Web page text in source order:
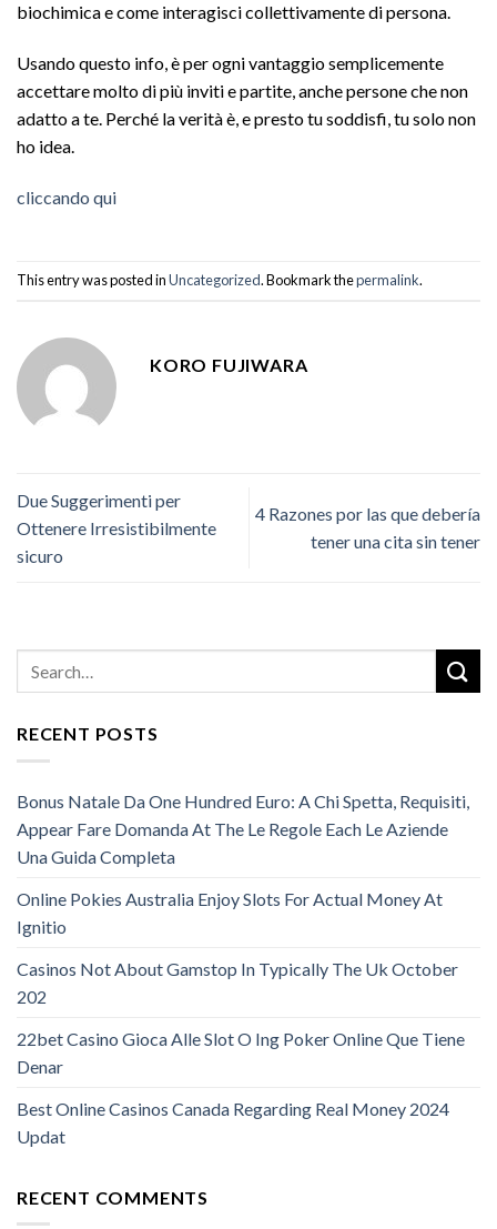
biochimica e come interagisci collettivamente di persona.
Usando questo info, è per ogni vantaggio semplicemente
accettare molto di più inviti e partite, anche persone che non
adatto a te. Perché la verità è, e presto tu soddisfi, tu solo non
ho idea.
cliccando qui
This entry was posted inUncategorized. Bookmark thepermalink.
KORO FUJIWARA
Due Suggerimenti per
Ottenere Irresistibilmente
sicuro
4 Razones por las que debería
tener una cita sin tener
RECENT POSTS
Bonus Natale Da One Hundred Euro: A Chi Spetta, Requisiti,
Appear Fare Domanda At The Le Regole Each Le Aziende
Una Guida Completa
Online Pokies Australia Enjoy Slots For Actual Money At
Ignitio
Casinos Not About Gamstop In Typically The Uk October
202
22bet Casino Gioca Alle Slot O Ing Poker Online Que Tiene
Denar
Best Online Casinos Canada Regarding Real Money 2024
Updat
RECENT COMMENTS